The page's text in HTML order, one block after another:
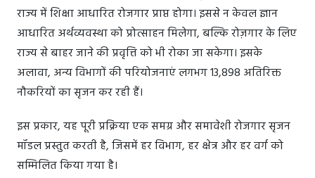
राज्य में शिक्षा आधारित रोजगार प्राप्त होगा। इससे न केवल ज्ञान
आधारित अर्थव्यवस्था को प्रोत्साहन मिलेगा, बल्कि रोज़गार के लिए
राज्य से बाहर जाने की प्रवृत्ति को भी रोका जा सकेगा। इसके
अलावा, अन्य विभागों की परियोजनाएं लगभग 13,898 अतिरिक्त
नौकरियों का सृजन कर रही हैं।
इस प्रकार, यह पूरी प्रक्रिया एक समग्र और समावेशी रोजगार सृजन
मॉडल प्रस्तुत करती है, जिसमें हर विभाग, हर क्षेत्र और हर वर्ग को
सम्मिलित किया गया है।